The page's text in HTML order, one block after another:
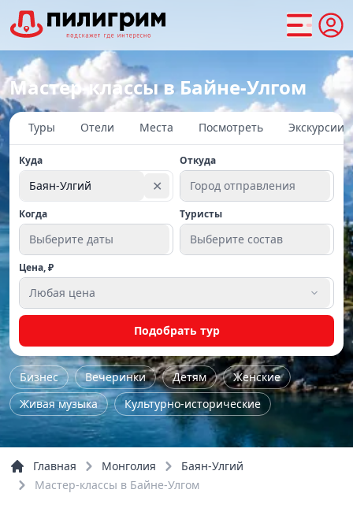
Мастер-классы в Байне-Улгом
Туры Отели Места Посмотреть Экскурсии
Куда
Баян-Улгий ✕
Откуда
Город отправления
Когда
Выберите даты
Туристы
Выберите состав
Цена, ₽
Любая цена
Подобрать тур
Бизнес Вечеринки Детям
Женские
Живая музыка
Культурно-исторические
Лекция
Мастер-класс
Нетворкинг
Спектакли
Фестивали Школьные
Главная Монголия
Баян-Улгий
Мастер-классы в Байне-Улгом